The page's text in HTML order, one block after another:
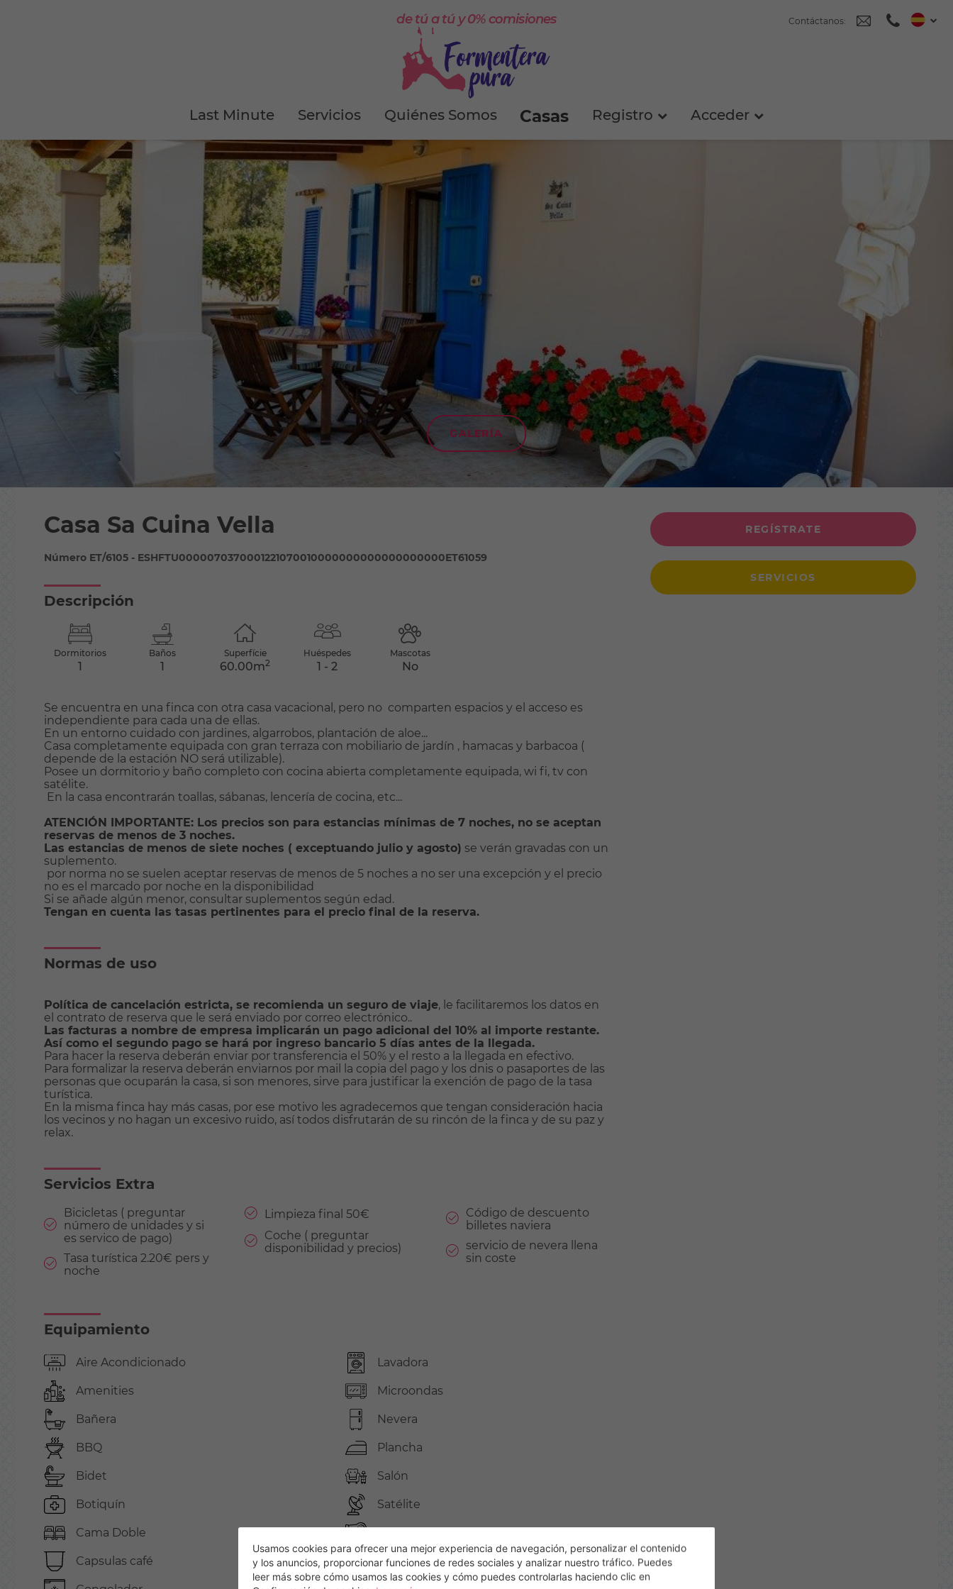
Contáctanos:
de tú a tú y 0% comisiones
Last Minute Servicios Quiénes Somos Casas Registro Acceder
GALERÍA
Casa Sa Cuina Vella
Número ET/6105 - ESHFTU0000070370001221070010000000000000000000ET61059
Descripción
Dormitorios
1
Baños
1
Superfície
60.00m2
Huéspedes
1 - 2
Mascotas
No
Se encuentra en una finca con otra casa vacacional, pero no comparten espacios y el acceso es
independiente para cada una de ellas.
En un entorno cuidado con jardines, algarrobos, plantación de aloe...
Casa completamente equipada con gran terraza con mobiliario de jardín , hamacas y barbacoa (
depende de la estación NO será utilizable).
Posee un dormitorio y baño completo con cocina abierta completamente equipada, wi fi, tv con
satélite.
En la casa encontrarán toallas, sábanas, lencería de cocina, etc...
ATENCIÓN IMPORTANTE: Los precios son para estancias mínimas de 7 noches, no se aceptan
reservas de menos de 3 noches.
Las estancias de menos de siete noches ( exceptuando julio y agosto) se verán gravadas con un
suplemento.
por norma no se suelen aceptar reservas de menos de 5 noches a no ser una excepción y el precio
no es el marcado por noche en la disponibilidad
Si se añade algún menor, consultar suplementos según edad.
Tengan en cuenta las tasas pertinentes para el precio final de la reserva.
Normas de uso
Política de cancelación estricta, se recomienda un seguro de viaje, le facilitaremos los datos en
el contrato de reserva que le será enviado por correo electrónico..
Las facturas a nombre de empresa implicarán un pago adicional del 10% al importe restante.
Así como el segundo pago se hará por ingreso bancario 5 días antes de la llegada.
Para hacer la reserva deberán enviar por transferencia el 50% y el resto a la llegada en efectivo.
Para formalizar la reserva deberán enviarnos por mail la copia del pago y los dnis o pasaportes de las
personas que ocuparán la casa, si son menores, sirve para justificar la exención de pago de la tasa
turística.
En la misma finca hay más casas, por ese motivo les agradecemos que tengan consideración hacia
los vecinos y no hagan un excesivo ruido, así todos disfrutarán de su rincón de la finca y de su paz y
relax.
Servicios Extra
Bicicletas ( preguntar
número de unidades y si
es servico de pago)
Tasa turística 2.20€ pers y
noche
Limpieza final 50€
Coche ( preguntar
disponibilidad y precios)
Código de descuento
billetes naviera
servicio de nevera llena
sin coste
Equipamiento
Aire Acondicionado
Amenities
Bañera
BBQ
Bidet
Botiquín
Cama Doble
Capsulas café
Lavadora
Microondas
Nevera
Plancha
Salón
Satélite
Sofá Cama
REGÍSTRATE
SERVICIOS
Usamos cookies para ofrecer una mejor experiencia de navegación, personalizar el contenido
y los anuncios, proporcionar funciones de redes sociales y analizar nuestro tráfico. Puedes
leer más sobre cómo usamos las cookies y cómo puedes controlarlas haciendo clic en